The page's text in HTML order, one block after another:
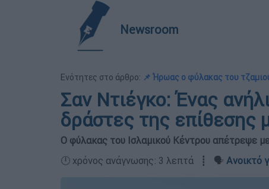
Newsroom
Ενότητες στο άρθρο: 📌 Ήρωας ο φύλακας του
Σαν Ντιέγκο: Ένας
δράστες της επίθεσης
Ο φύλακας του Ισλαμικού Κέντρου απέτρεψε
🕛 χρόνος ανάγνωσης: 3 λεπτά ┋ 🗣️ Ανοικτό